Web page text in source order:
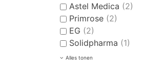
Astel Medica (2)
Primrose (2)
EG (2)
Solidpharma (1)
Alles tonen